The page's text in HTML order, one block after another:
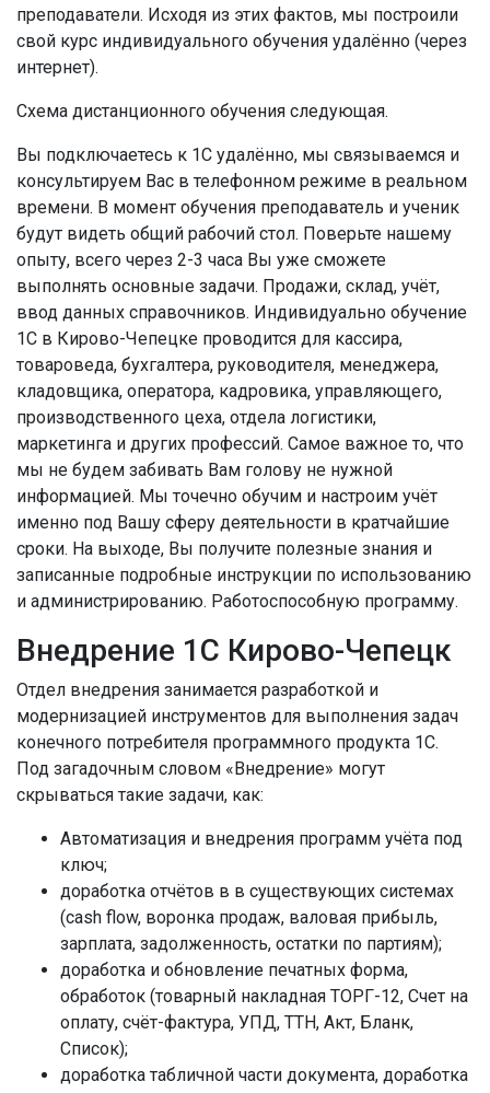
преподаватели. Исходя из этих фактов, мы построили
свой курс индивидуального обучения удалённо (через
интернет).
Схема дистанционного обучения следующая.
Вы подключаетесь к 1С удалённо, мы связываемся и
консультируем Вас в телефонном режиме в реальном
времени. В момент обучения преподаватель и ученик
будут видеть общий рабочий стол. Поверьте нашему
опыту, всего через 2-3 часа Вы уже сможете
выполнять основные задачи. Продажи, склад, учёт,
ввод данных справочников. Индивидуально обучение
1С в Кирово-Чепецке проводится для кассира,
товароведа, бухгалтера, руководителя, менеджера,
кладовщика, оператора, кадровика, управляющего,
производственного цеха, отдела логистики,
маркетинга и других профессий. Самое важное то, что
мы не будем забивать Вам голову не нужной
информацией. Мы точечно обучим и настроим учёт
именно под Вашу сферу деятельности в кратчайшие
сроки. На выходе, Вы получите полезные знания и
записанные подробные инструкции по использованию
и администрированию. Работоспособную программу.
Внедрение 1С Кирово-Чепецк
Отдел внедрения занимается разработкой и
модернизацией инструментов для выполнения задач
конечного потребителя программного продукта 1С.
Под загадочным словом «Внедрение» могут
скрываться такие задачи, как:
Автоматизация и внедрения программ учёта под
ключ;
доработка отчётов в в существующих системах
(cash flow, воронка продаж, валовая прибыль,
зарплата, задолженность, остатки по партиям);
доработка и обновление печатных форма,
обработок (товарный накладная ТОРГ-12, Счет на
оплату, счёт-фактура, УПД, ТТН, Акт, Бланк,
Список);
доработка табличной части документа, доработка